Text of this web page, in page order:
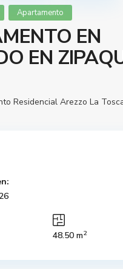
Apartamento
EN
EN
Residencial Arezzo La
48.50 m2